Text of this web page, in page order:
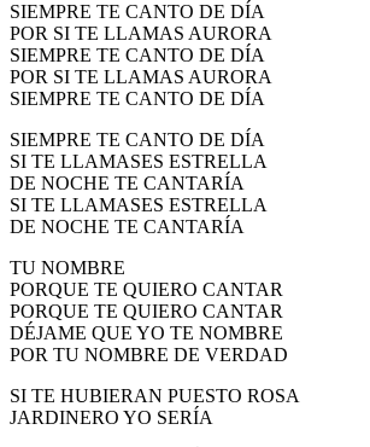
SIEMPRE TE CANTO DE DÍA
POR SI TE LLAMAS AURORA
SIEMPRE TE CANTO DE DÍA
POR SI TE LLAMAS AURORA
SIEMPRE TE CANTO DE DÍA
SIEMPRE TE CANTO DE DÍA
SI TE LLAMASES ESTRELLA
DE NOCHE TE CANTARÍA
SI TE LLAMASES ESTRELLA
DE NOCHE TE CANTARÍA
TU NOMBRE
PORQUE TE QUIERO CANTAR
PORQUE TE QUIERO CANTAR
DÉJAME QUE YO TE NOMBRE
POR TU NOMBRE DE VERDAD
SI TE HUBIERAN PUESTO ROSA
JARDINERO YO SERÍA